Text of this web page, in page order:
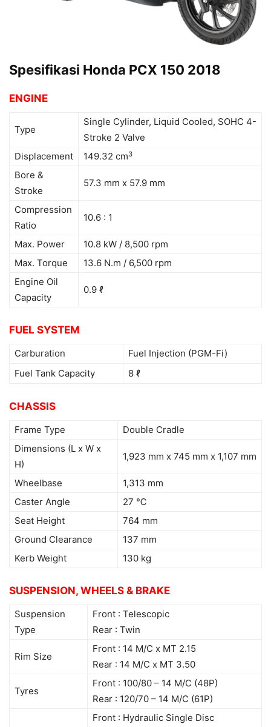
Spesifikasi Honda PCX 150 2018
ENGINE
Type
Single Cylinder, Liquid Cooled, SOHC 4-
Stroke 2 Valve
Displacement
149.32 cm3
Bore &
Stroke
57.3 mm x 57.9 mm
Compression
Ratio
10.6 : 1
Max. Power
10.8 kW / 8,500 rpm
Max. Torque
13.6 N.m / 6,500 rpm
Engine Oil
Capacity
0.9 ℓ
FUEL SYSTEM
Carburation
Fuel Injection (PGM-Fi)
Fuel Tank Capacity
8 ℓ
CHASSIS
Frame Type
Double Cradle
Dimensions (L x W x
H)
1,923 mm x 745 mm x 1,107 mm
Wheelbase
1,313 mm
Caster Angle
27 ℃
Seat Height
764 mm
Ground Clearance
137 mm
Kerb Weight
130 kg
SUSPENSION, WHEELS & BRAKE
Suspension
Type
Front : Telescopic
Rear : Twin
Rim Size
Front : 14 M/C x MT 2.15
Rear : 14 M/C x MT 3.50
Tyres
Front : 100/80 – 14 M/C (48P)
Rear : 120/70 – 14 M/C (61P)
Front : Hydraulic Single Disc